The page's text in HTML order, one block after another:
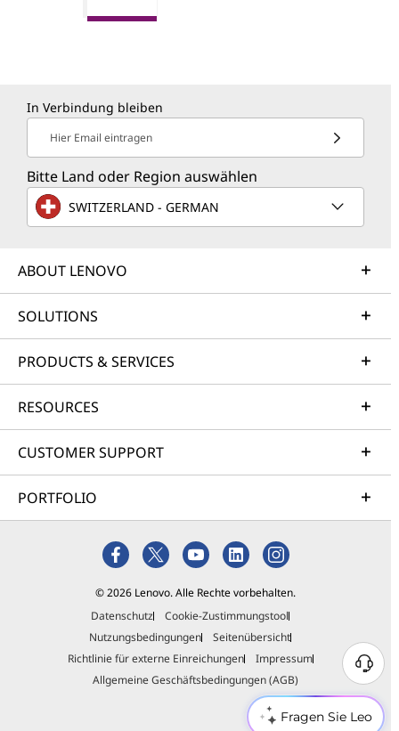
Fragen Sie Leo
In Verbindung bleiben
Hier Email eintragen
Bitte Land oder Region auswählen
SWITZERLAND - GERMAN
ABOUT LENOVO
SOLUTIONS
PRODUCTS & SERVICES
RESOURCES
CUSTOMER SUPPORT
PORTFOLIO
© 2026 Lenovo. Alle Rechte vorbehalten.
Datenschutz
Cookie-Zustimmungstool
Nutzungsbedingungen
Seitenübersicht
Richtlinie für externe Einreichungen
Impressum
Allgemeine Geschäftsbedingungen (AGB)